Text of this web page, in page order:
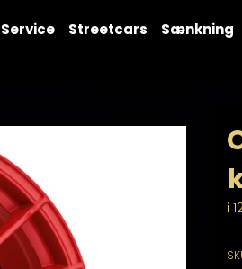
Service Streetcars Sænkning
i